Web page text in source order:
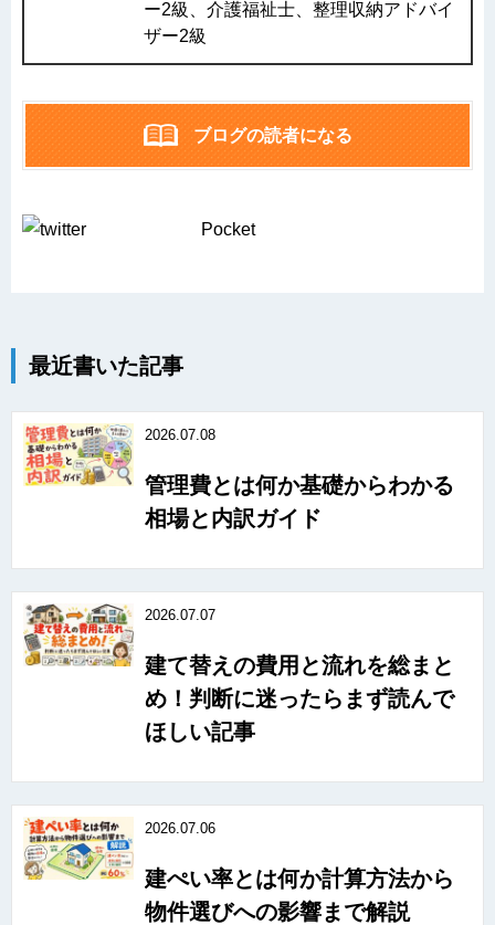
ー2級、介護福祉士、整理収納アドバイ
ザー2級
ブログの読者になる
Pocket
最近書いた記事
2026.07.08
管理費とは何か基礎からわかる
相場と内訳ガイド
2026.07.07
建て替えの費用と流れを総まと
め！判断に迷ったらまず読んで
ほしい記事
2026.07.06
建ぺい率とは何か計算方法から
物件選びへの影響まで解説